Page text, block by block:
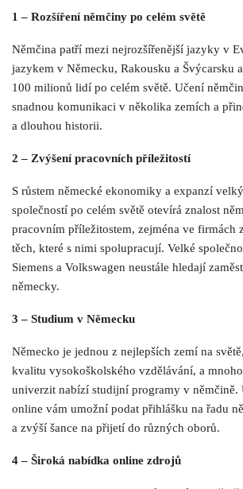
1 – Rozšíření němčiny po celém světě
Němčina patří mezi nejrozšířenější jazyky v
jazykem v Německu, Rakousku a Švýcarsku
100 milionů lidí po celém světě. Učení
snadnou komunikaci v několika zemích a
a dlouhou historii.
2 – Zvýšení pracovních příležitostí
S růstem německé ekonomiky a expanzí
společností po celém světě otevírá znalost
pracovním příležitostem, zejména ve firmách
těch, které s nimi spolupracují. Velké
Siemens a Volkswagen neustále hledají
německy.
3 – Studium v Německu
Německo je jednou z nejlepších zemí na
kvalitu vysokoškolského vzdělávání, a
univerzit nabízí studijní programy v němčině.
online vám umožní podat přihlášku na řadu
a zvýší šance na přijetí do různých oborů.
4 – Široká nabídka online zdrojů